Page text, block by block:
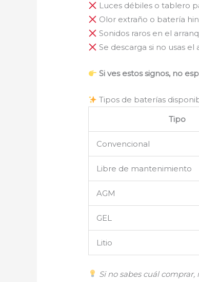
Luces débiles o tablero
Olor extraño o batería
Sonidos raros en el
Se descarga si no usas el
Si ves estos signos, no
Tipos de baterías
Tipo
Convencional
Libre de mantenimiento
AGM
GEL
Litio
Si no sabes cuál